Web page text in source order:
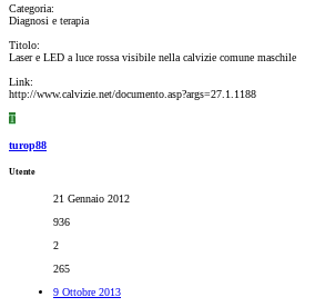
Categoria:
Diagnosi e terapia
Titolo:
Laser e LED a luce rossa visibile nella calvizie comune maschile
Link:
http://www.calvizie.net/documento.asp?args=27.1.1188
T
turop88
Utente
21 Gennaio 2012
936
2
265
9 Ottobre 2013